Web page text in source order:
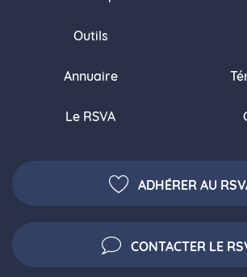
Outils
Annuaire
Le RSVA
ADHÉRER AU
CONTACTER LE